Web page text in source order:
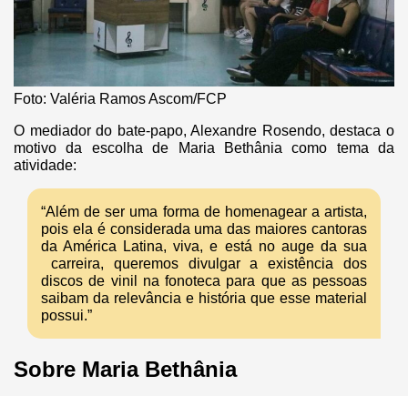
Foto: Valéria Ramos Ascom/FCP
O mediador do bate-papo, Alexandre Rosendo, destaca o
motivo da escolha de Maria Bethânia como tema da
atividade:
“Além de ser uma forma de homenagear a artista,
pois ela é considerada uma das maiores cantoras
da América Latina, viva, e está no auge da sua
carreira, queremos divulgar a existência dos
discos de vinil na fonoteca para que as pessoas
saibam da relevância e história que esse material
possui.”
Sobre Maria Bethânia